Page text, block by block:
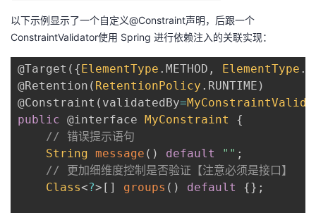
以下示例显示了一个自定义@Constraint声明，后跟一个
ConstraintValidator使用 Spring 进行依赖注入的关联实现：
@Target ( {ElementType . METHOD , ElementType .
@Retention ( RetentionPolicy . RUNTIME )
@Constraint ( validatedBy=
public @interface MyConstraint
{
// 错误提示语句
String message ( ) default "" ;
// 更加细维度控制是否验证【注意必须是接口】
Class<?> [ ] groups ( ) default {} ;